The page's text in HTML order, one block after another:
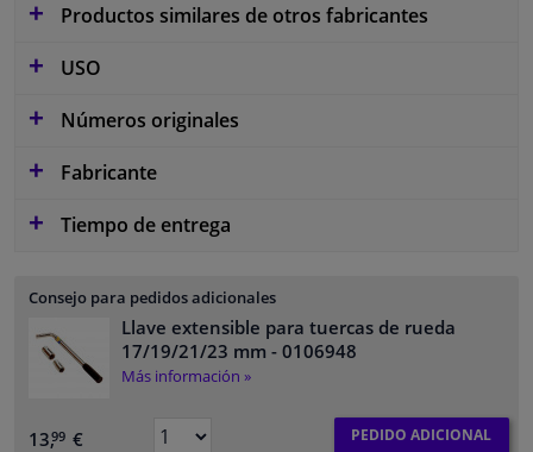
Productos similares de otros fabricantes
USO
Números originales
Fabricante
Tiempo de entrega
Consejo para pedidos adicionales
Llave extensible para tuercas de rueda
17/19/21/23 mm - 0106948
Más información »
13,99 € PEDIDO ADICIONAL